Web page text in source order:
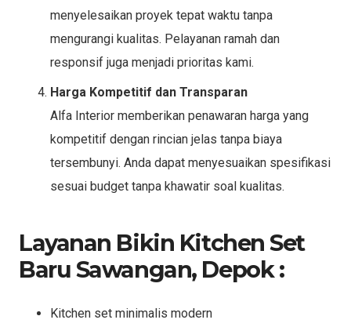
menyelesaikan proyek tepat waktu tanpa
mengurangi kualitas. Pelayanan ramah dan
responsif juga menjadi prioritas kami.
Harga Kompetitif dan Transparan
Alfa Interior memberikan penawaran harga yang
kompetitif dengan rincian jelas tanpa biaya
tersembunyi. Anda dapat menyesuaikan spesifikasi
sesuai budget tanpa khawatir soal kualitas.
Layanan Bikin Kitchen Set
Baru Sawangan, Depok :
Kitchen set minimalis modern